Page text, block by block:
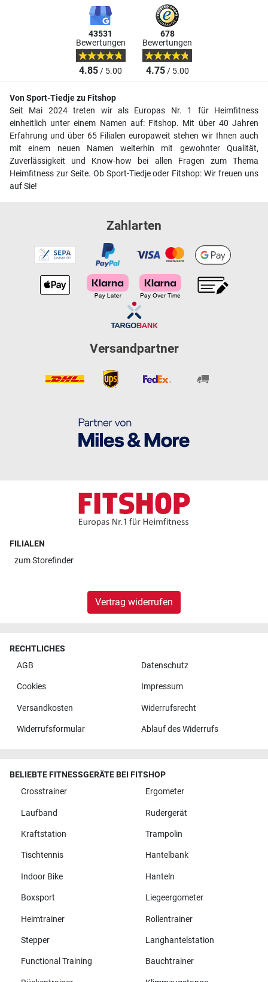
43531
Bewertungen
4.85/ 5.00
678
Bewertungen
4.75/ 5.00
Von Sport-Tiedje zu Fitshop
Seit Mai 2024 treten wir als Europas Nr. 1 für Heimfitness
einheitlich unter einem Namen auf: Fitshop. Mit über 40 Jahren
Erfahrung und über 65 Filialen europaweit stehen wir Ihnen auch
mit einem neuen Namen weiterhin mit gewohnter Qualität,
Zuverlässigkeit und Know-how bei allen Fragen zum Thema
Heimfitness zur Seite. Ob Sport-Tiedje oder Fitshop: Wir freuen uns
auf Sie!
Zahlarten
Versandpartner
FILIALEN
zumStorefinder
Vertrag widerrufen
RECHTLICHES
AGB
Datenschutz
Cookies Impressum
Versandkosten Widerrufsrecht
Widerrufsformular Ablauf des Widerrufs
BELIEBTE FITNESSGERÄTE BEI FITSHOP
Crosstrainer
Ergometer
Laufband Rudergerät
Kraftstation Trampolin
Tischtennis Hantelbank
Indoor Bike Hanteln
Boxsport Liegeergometer
Heimtrainer Rollentrainer
Stepper Langhantelstation
Functional Training Bauchtrainer